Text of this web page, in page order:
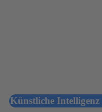
Künstliche Intelligenz